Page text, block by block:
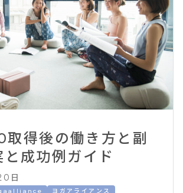
得後の働き方と副
成功例ガイド
日
ヨガアライアンス